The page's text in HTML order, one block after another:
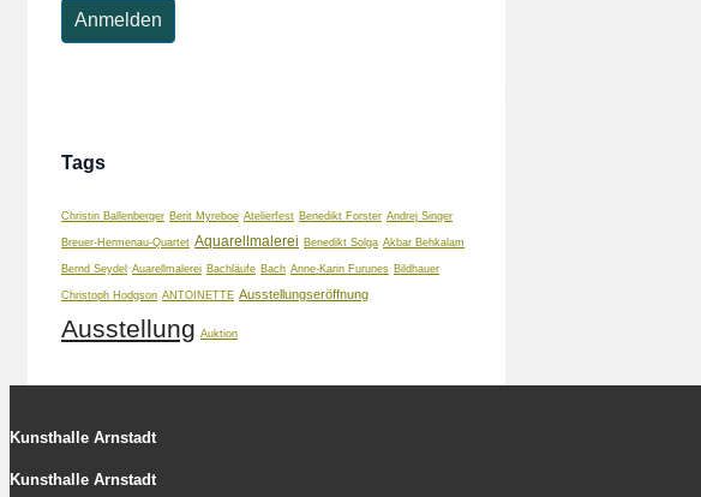
Tags
Christin Ballenberger Berit Myreboe Atelierfest Benedikt Forster Andrej Singer
Breuer-Hermenau-Quartet Aquarellmalerei Benedikt Solga Akbar Behkalam
Bernd Seydel Auarellmalerei Bachläufe Bach Anne-Karin Furunes Bildhauer
Christoph Hodgson ANTOINETTE Ausstellungseröffnung
Ausstellung Auktion
Kunsthalle Arnstadt
Kunsthalle Arnstadt